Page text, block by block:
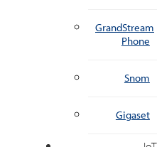
GrandStream
Phone
Snom
Gigaset